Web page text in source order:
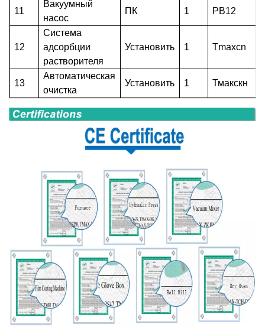
11
Вакуумный
насос
ПК 1 РВ12
12
Система
адсорбции
растворителя
Установить 1 Тmaxcn
13
Автоматическая
очистка
Установить 1 Тмакскн